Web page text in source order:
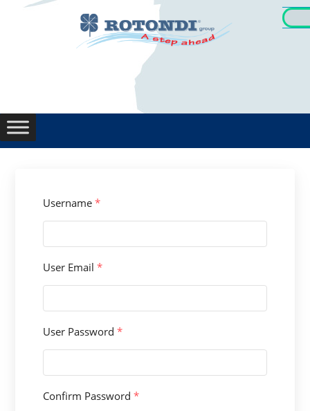
Username*
User Email*
User Password*
Confirm Password*